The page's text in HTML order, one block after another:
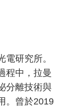
研究所。
程中，拉曼
分離技術與
。曾於2019